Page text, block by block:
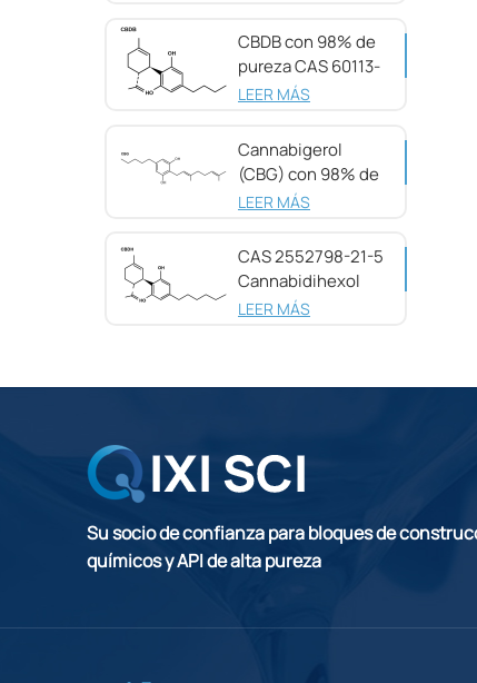
CBDB con 98% de
pureza CAS 60113-
11-3
LEER MÁS
Cannabigerol
(CBG) con 98% de
pureza CAS
LEER MÁS
CAS 2552798-21-5
Cannabidihexol
(CBDH), 98%
LEER MÁS
Su socio de confianza para bloques de
químicos y API de alta pureza